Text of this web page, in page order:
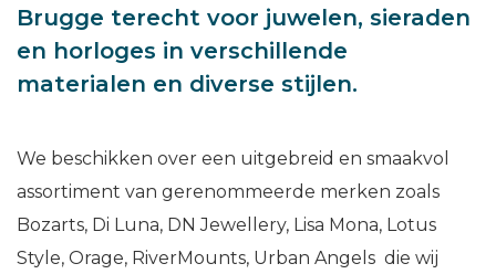
Brugge terecht voor juwelen, sieraden
en horloges in verschillende
materialen en diverse stijlen.
We beschikken over een uitgebreid en smaakvol
assortiment van gerenommeerde merken zoals
Bozarts, Di Luna, DN Jewellery, Lisa Mona, Lotus
Style, Orage, RiverMounts, Urban Angels die wij